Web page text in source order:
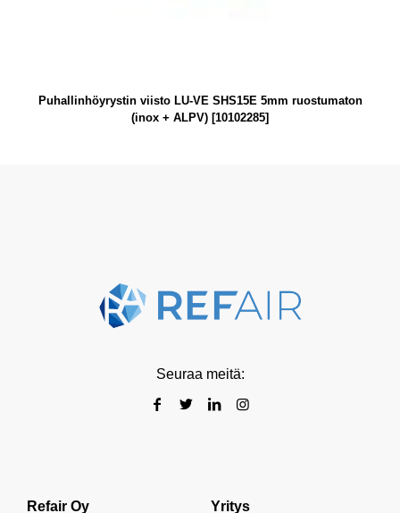
Puhallinhöyrystin viisto LU-VE SHS15E 5mm ruostumaton
(inox + ALPV) [10102285]
Seuraa meitä:
Refair Oy Yritys